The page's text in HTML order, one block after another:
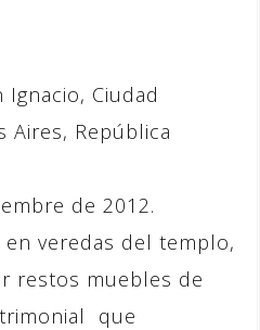
Ignacio, Ciudad
Aires, República
de 2012.
veredas del templo,
restos muebles de
que